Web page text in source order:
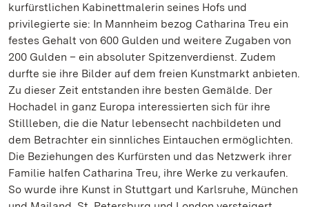
kurfürstlichen Kabinettmalerin seines Hofs und
privilegierte sie: In Mannheim bezog Catharina Treu ein
festes Gehalt von 600 Gulden und weitere Zugaben von
200 Gulden – ein absoluter Spitzenverdienst. Zudem
durfte sie ihre Bilder auf dem freien Kunstmarkt anbieten.
Zu dieser Zeit entstanden ihre besten Gemälde. Der
Hochadel in ganz Europa interessierten sich für ihre
Stillleben, die die Natur lebensecht nachbildeten und
dem Betrachter ein sinnliches Eintauchen ermöglichten.
Die Beziehungen des Kurfürsten und das Netzwerk ihrer
Familie halfen Catharina Treu, ihre Werke zu verkaufen.
So wurde ihre Kunst in Stuttgart und Karlsruhe, München